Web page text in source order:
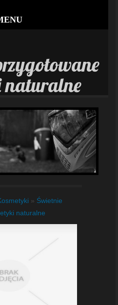
naturalne
» Świetnie
naturalne